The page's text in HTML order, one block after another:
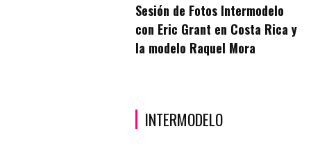
Sesión de Fotos Intermodelo
con Eric Grant en Costa Rica y
la modelo Raquel Mora
INTERMODELO